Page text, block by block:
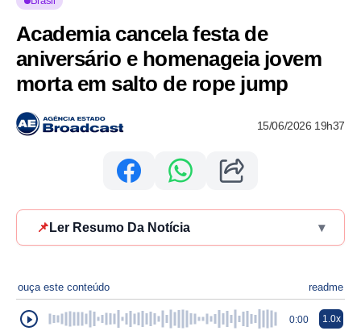
Academia cancela festa de
aniversário e homenageia jovem
morta em salto de rope jump
15/06/2026 19h37
📌 Ler Resumo Da Notícia ▾
ouça este conteúdo readme
0:00 1.0x